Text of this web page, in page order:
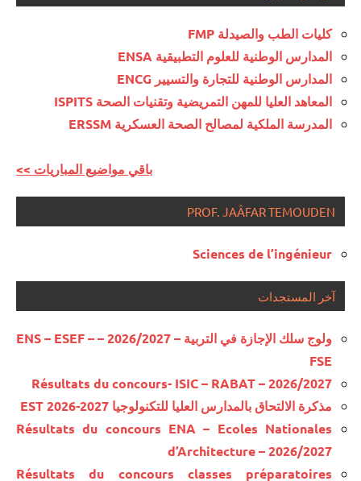
كليات الطب والصيدلة FMP
المدارس الوطنية للعلوم التطبيقية ENSA
المدارس الوطنية للتجارة والتسيير ENCG
المعاهد العليا للمهن التمريضية وتقنيات الصحة ISPITS
المدرسة الملكية لمصالح الصحة العسكرية ERSSM
<< باقي مواضيع المباريات
PROF. JAÂFAR TEMOUDEN
Sciences de l’ingénieur
آخر المستجدات
ولوج سلك الإجازة في التربية – 2026/2027 – ENS – ESEF –
FSE
Résultats du concours- ISIC – RABAT – 2026/2027
مذكرة الالتحاق بالمدارس العليا للتكنولوجيا EST 2026-2027
Résultats du concours ENA – Ecoles Nationales
d’Architecture – 2026/2027
Résultats du concours classes préparatoires